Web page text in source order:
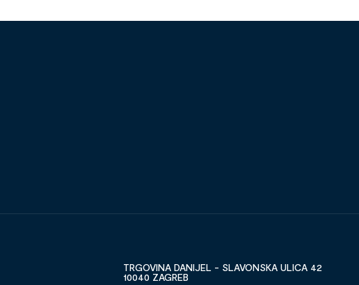
TRGOVINA DANIJEL - SLAVONSKA ULICA 42
10040 ZAGREB